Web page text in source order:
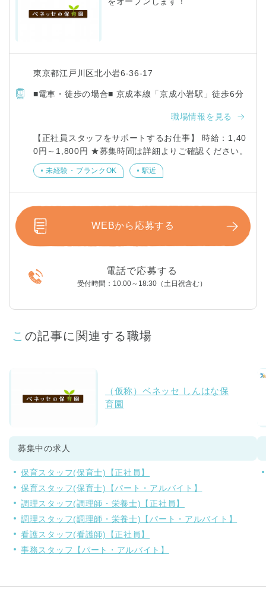
東京都江戸川区北小岩6-36-17
■電車・徒歩の場合■ 京成本線「京成小岩駅」徒歩6分
職場情報を見る
【正社員スタッフをサポートするお仕事】 時給：1,40
0円～1,800円 ★募集時間は詳細よりご確認ください。
未経験・ブランクOK 駅近
WEBから応募する
電話で応募する
受付時間：10:00～18:30（土日祝含む）
この記事に関連する職場
（仮称）ベネッセ しんはな保
育園
募集中の求人
保育スタッフ(保育士)【正社員】
保育スタッフ(保育士)【パート・アルバイト】
調理スタッフ(調理師・栄養士)【正社員】
調理スタッフ(調理師・栄養士)【パート・アルバイト】
看護スタッフ(看護師)【正社員】
事務スタッフ【パート・アルバイト】